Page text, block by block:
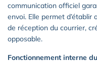
communication officiel
envoi. Elle permet
de réception du courrier,
opposable.
Fonctionnement interne